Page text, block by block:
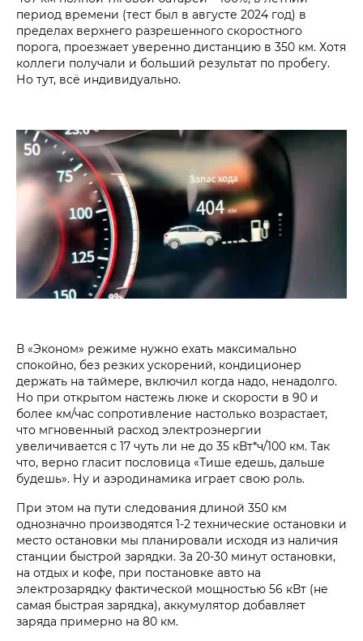
период времени (тест был в августе 2024 год) в
пределах верхнего разрешенного скоростного
порога, проезжает уверенно дистанцию в 350 км. Хотя
коллеги получали и больший результат по пробегу.
Но тут, всё индивидуально.
В «Эконом» режиме нужно ехать максимально
спокойно, без резких ускорений, кондиционер
держать на таймере, включил когда надо, ненадолго.
Но при открытом настежь люке и скорости в 90 и
более км/час сопротивление настолько возрастает,
что мгновенный расход электроэнергии
увеличивается с 17 чуть ли не до 35 кВт*ч/100 км. Так
что, верно гласит пословица «Тише едешь, дальше
будешь». Ну и аэродинамика играет свою роль.
При этом на пути следования длиной 350 км
однозначно производятся 1-2 технические остановки и
место остановки мы планировали исходя из наличия
станции быстрой зарядки. За 20-30 минут остановки,
на отдых и кофе, при постановке авто на
электрозарядку фактической мощностью 56 кВт (не
самая быстрая зарядка), аккумулятор добавляет
заряда примерно на 80 км.